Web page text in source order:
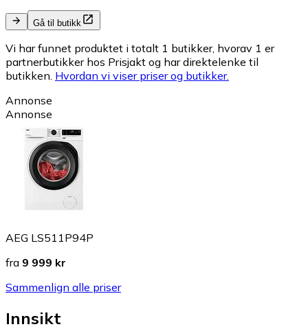
Gå til butikk
Vi har funnet produktet i totalt 1 butikker, hvorav 1 er
partnerbutikker hos Prisjakt og har direktelenke til
butikken. Hvordan vi viser priser og butikker.
Annonse
Annonse
AEG LS511P94P
fra 9 999 kr
Sammenlign alle priser
Innsikt